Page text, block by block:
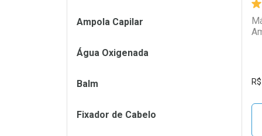
R$
Ampola Capilar
Água Oxigenada
Balm
Fixador de Cabelo